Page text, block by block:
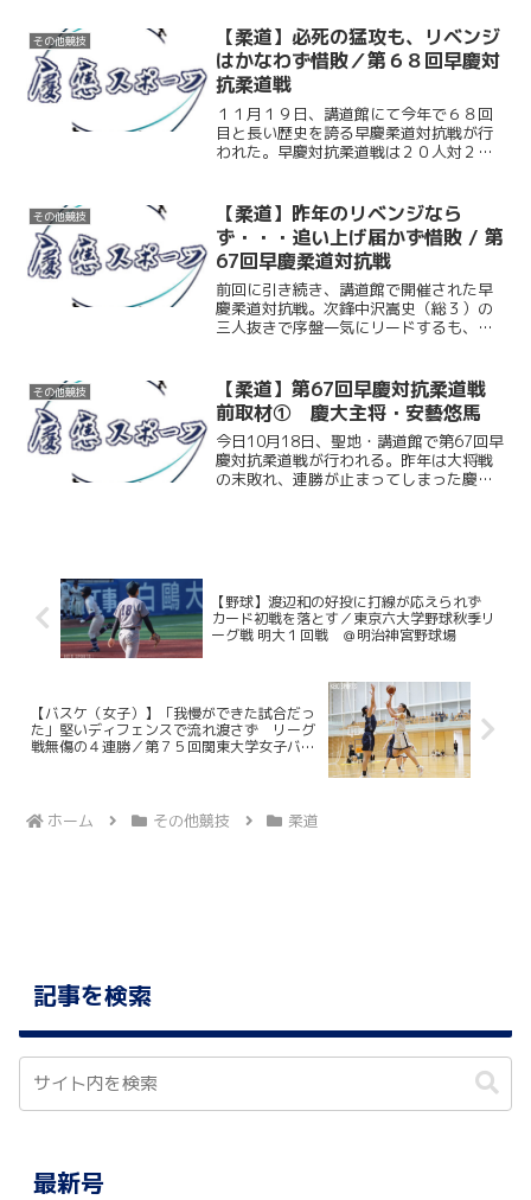
最古の運動部である慶應柔...
その他競技
【柔道】必死の猛攻も、リベンジ
はかなわず惜敗／第６８回早慶対
抗柔道戦
１１月１９日、講道館にて今年で６８回
目と長い歴史を誇る早慶柔道対抗戦が行
われた。早慶対抗柔道戦は２０人対２０
ば次の選手に交代、引き分ければ両校と
もに交代するという流れで...
その他競技
【柔道】昨年のリベンジなら
ず・・・追い上げ届かず惜敗 / 第
67回早慶柔道対抗戦
前回に引き続き、講道館で開催された早
慶柔道対抗戦。次鋒中沢嵩史（総３）の
三人抜きで序盤一気にリードするも、そ
こともあり、徐々に勢いは相手の方へ移
っていく。終盤は大黒柱の...
その他競技
【柔道】第67回早慶対抗柔道戦
前取材① 慶大主将・安藝悠馬
今日10月18日、聖地・講道館で第67回早
慶対抗柔道戦が行われる。昨年は大将戦
の末敗れ、連勝が止まってしまった慶
【野球】渡辺和の好投に打線が応えられず
カード初戦を落とす／東京六大学野球秋季リ
ーグ戦 明大１回戦 ＠明治神宮野球場
【バスケ（女子）】「我慢ができた試合だっ
た」堅いディフェンスで流れ渡さず リーグ
戦無傷の４連勝／第７５回関東大学女子バス
ホーム その他競技 柔道
記事を検索
最新号